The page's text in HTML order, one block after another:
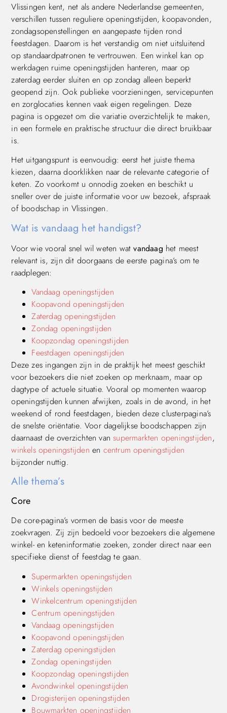
Vlissingen kent, net als andere Nederlandse gemeenten,
verschillen tussen reguliere openingstijden, koopavonden,
zondagsopenstellingen en aangepaste tijden rond
feestdagen. Daarom is het verstandig om niet uitsluitend
op standaardpatronen te vertrouwen. Een winkel kan op
werkdagen ruime openingstijden hanteren, maar op
zaterdag eerder sluiten en op zondag alleen beperkt
geopend zijn. Ook publieke voorzieningen, servicepunten
en zorglocaties kennen vaak eigen regelingen. Deze
pagina is opgezet om die variatie overzichtelijk te maken,
in een formele en praktische structuur die direct bruikbaar
is.
Het uitgangspunt is eenvoudig: eerst het juiste thema
kiezen, daarna doorklikken naar de relevante categorie of
keten. Zo voorkomt u onnodig zoeken en beschikt u
sneller over de juiste informatie voor uw bezoek, afspraak
of boodschap in Vlissingen.
Wat is vandaag het handigst?
Voor wie vooral snel wil weten watvandaag het meest
relevant is, zijn dit doorgaans de eerste pagina’s om te
raadplegen:
Vandaag openingstijden
Koopavond openingstijden
Zaterdag openingstijden
Zondag openingstijden
Koopzondag openingstijden
Feestdagen openingstijden
Deze zes ingangen zijn in de praktijk het meest geschikt
voor bezoekers die niet zoeken op merknaam, maar op
dagtype of actuele situatie. Vooral op momenten waarop
openingstijden kunnen afwijken, zoals in de avond, in het
weekend of rond feestdagen, bieden deze clusterpagina’s
de snelste oriëntatie. Voor dagelijkse boodschappen zijn
daarnaast de overzichten vansupermarkten openingstijden,
winkels openingstijden en centrum openingstijden
bijzonder nuttig.
Alle thema’s
Core
De core-pagina’s vormen de basis voor de meeste
zoekvragen. Zij zijn bedoeld voor bezoekers die algemene
winkel- en keteninformatie zoeken, zonder direct naar een
specifieke dienst of feestdag te gaan.
Supermarkten openingstijden
Winkels openingstijden
Winkelcentrum openingstijden
Centrum openingstijden
Vandaag openingstijden
Koopavond openingstijden
Zaterdag openingstijden
Zondag openingstijden
Koopzondag openingstijden
Avondwinkel openingstijden
Drogisterijen openingstijden
Bouwmarkten openingstijden